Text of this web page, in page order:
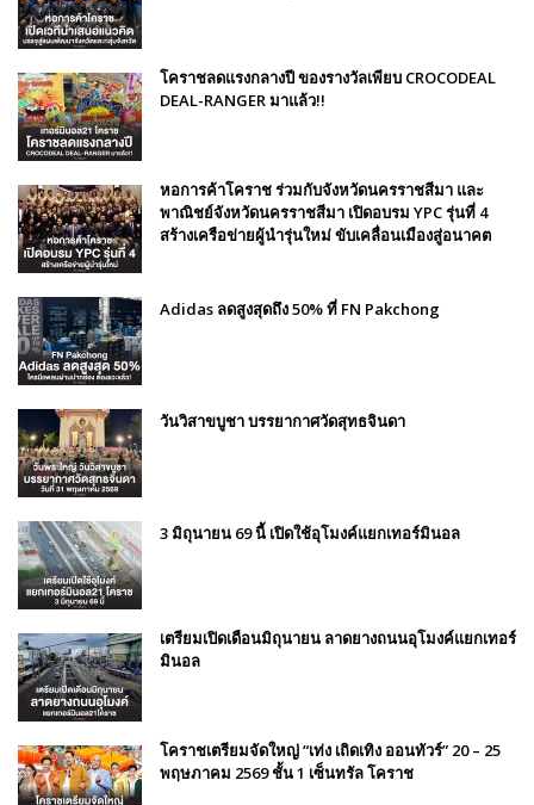
โคราชลดแรงกลางปี ของรางวัลเพียบ CROCODEAL
DEAL-RANGER มาแล้ว!!
หอการค้าโคราช ร่วมกับจังหวัดนครราชสีมา และ
พาณิชย์จังหวัดนครราชสีมา เปิดอบรม YPC รุ่นที่ 4
สร้างเครือข่ายผู้นำรุ่นใหม่ ขับเคลื่อนเมืองสู่อนาคต
Adidas ลดสูงสุดถึง 50% ที่ FN Pakchong
วันวิสาขบูชา บรรยากาศวัดสุทธจินดา
3 มิถุนายน 69 นี้ เปิดใช้อุโมงค์แยกเทอร์มินอล
เตรียมเปิดเดือนมิถุนายน ลาดยางถนนอุโมงค์แยกเทอร์
มินอล
โคราชเตรียมจัดใหญ่ “เท่ง เถิดเทิง ออนทัวร์” 20 – 25
พฤษภาคม 2569 ชั้น 1 เซ็นทรัล โคราช